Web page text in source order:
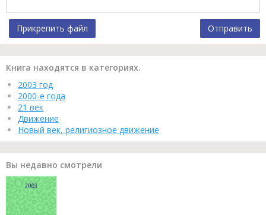
Прикрепить файл Отправить
Книга находятся в категориях.
2003 год
2000-е года
21 век
Движение
Новый век, религиозное движение
Вы недавно смотрели